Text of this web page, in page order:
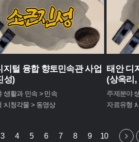
지털 융합 향토민속관 사업
성)
:생활과 민속 > 민속
:시청각물 > 동영상
태안 디
(상옥리
주제분야 :
자료유형 :
3 4 5 6 7 8 9 10